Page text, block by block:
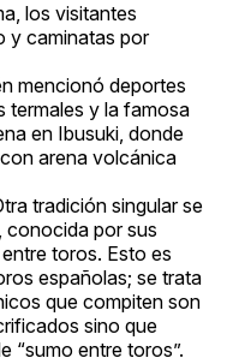
los visitantes
y caminatas por
mencionó deportes
termales y la famosa
en Ibusuki, donde
arena volcánica
tradición singular se
conocida por sus
toros. Esto es
españolas; se trata
que compiten son
sino que
“sumo entre toros”.